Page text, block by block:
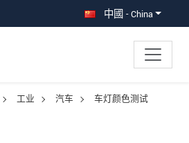
中國 - China
工业 汽车 车灯颜色测试